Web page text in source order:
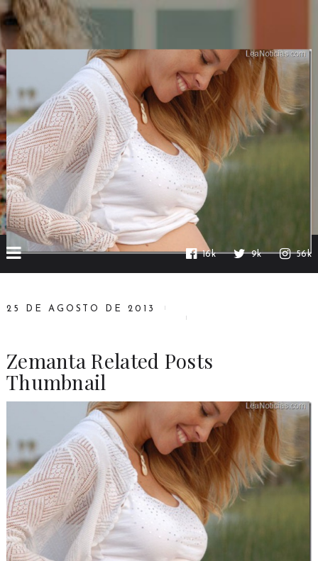
16k 9k 56k
25 DE AGOSTO DE 2013
Zemanta Related Posts
Thumbnail